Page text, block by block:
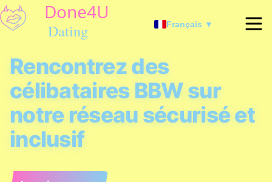
Français ▼
Rencontrez des
célibataires BBW sur
notre réseau sécurisé et
inclusif